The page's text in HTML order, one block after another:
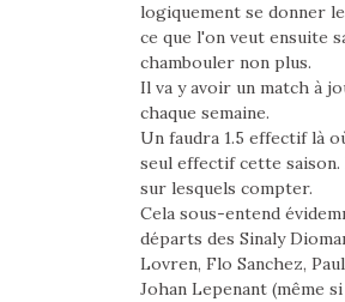
logiquement se donner
ce que l'on veut ensuite
chambouler non plus.
Il va y avoir un match à
chaque semaine.
Un faudra 1.5 effectif là
seul effectif cette saison.
sur lesquels compter.
Cela sous-entend
départs des Sinaly
Lovren, Flo Sanchez,
Johan Lepenant (même